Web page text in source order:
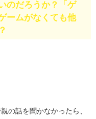
のだろうか？「ゲ
ームがなくても他
の話を聞かなかったら、